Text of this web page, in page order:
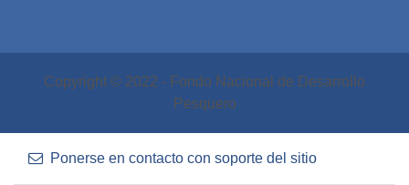
Copyright © 2022 - Fondo Nacional de Desarrollo
Pesquero
Ponerse en contacto con soporte del sitio